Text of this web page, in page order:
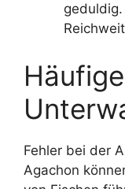
Fehler bei der
Agachon